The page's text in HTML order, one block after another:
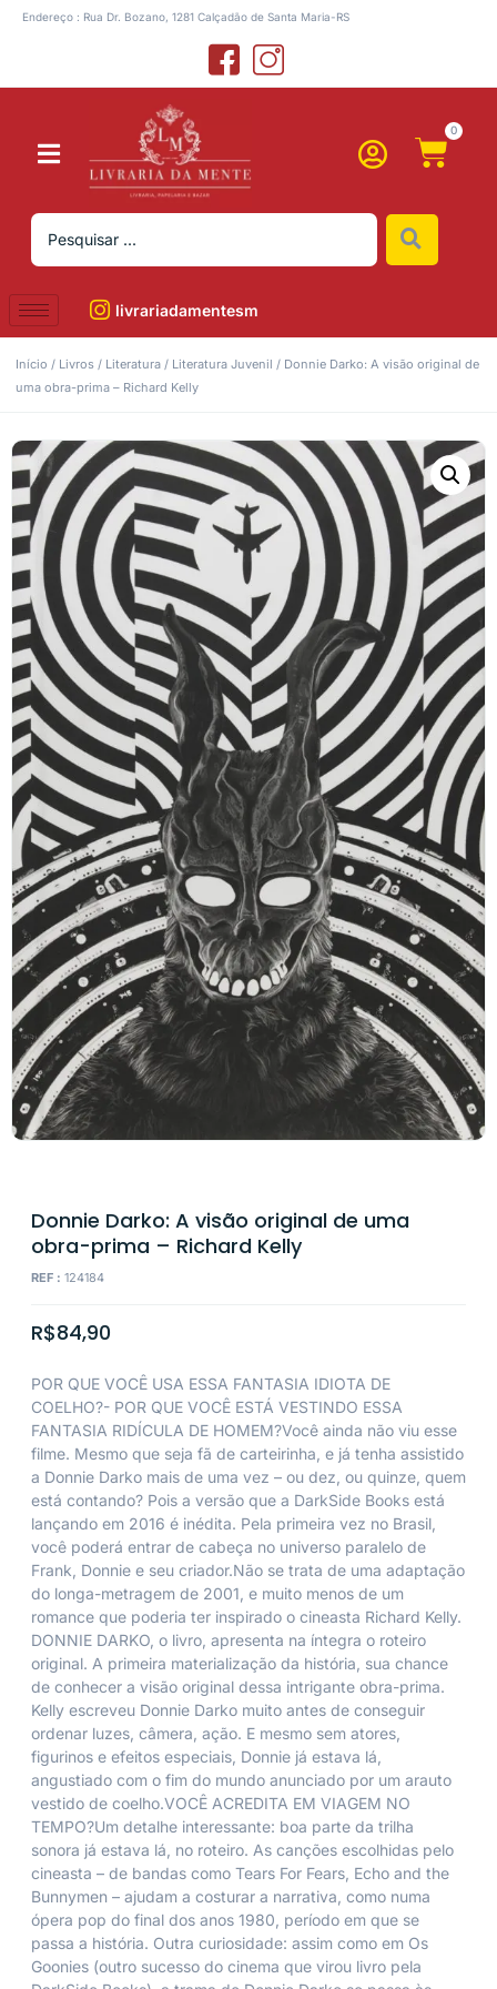
Endereço : Rua Dr. Bozano, 1281 Calçadão de Santa Maria-RS
0
livrariadamentesm
Início / Livros / Literatura / Literatura Juvenil / Donnie Darko: A visão original de
uma obra-prima – Richard Kelly
Donnie Darko: A visão original de uma
obra-prima – Richard Kelly
REF : 124184
R$84,90
POR QUE VOCÊ USA ESSA FANTASIA IDIOTA DE
COELHO?- POR QUE VOCÊ ESTÁ VESTINDO ESSA
FANTASIA RIDÍCULA DE HOMEM?Você ainda não viu esse
filme. Mesmo que seja fã de carteirinha, e já tenha assistido
a Donnie Darko mais de uma vez – ou dez, ou quinze, quem
está contando? Pois a versão que a DarkSide Books está
lançando em 2016 é inédita. Pela primeira vez no Brasil,
você poderá entrar de cabeça no universo paralelo de
Frank, Donnie e seu criador.Não se trata de uma adaptação
do longa-metragem de 2001, e muito menos de um
romance que poderia ter inspirado o cineasta Richard Kelly.
DONNIE DARKO, o livro, apresenta na íntegra o roteiro
original. A primeira materialização da história, sua chance
de conhecer a visão original dessa intrigante obra-prima.
Kelly escreveu Donnie Darko muito antes de conseguir
ordenar luzes, câmera, ação. E mesmo sem atores,
figurinos e efeitos especiais, Donnie já estava lá,
angustiado com o fim do mundo anunciado por um arauto
vestido de coelho.VOCÊ ACREDITA EM VIAGEM NO
TEMPO?Um detalhe interessante: boa parte da trilha
sonora já estava lá, no roteiro. As canções escolhidas pelo
cineasta – de bandas como Tears For Fears, Echo and the
Bunnymen – ajudam a costurar a narrativa, como numa
ópera pop do final dos anos 1980, período em que se
passa a história. Outra curiosidade: assim como em Os
Goonies (outro sucesso do cinema que virou livro pela